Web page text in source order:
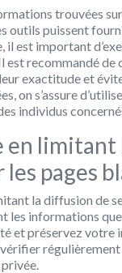
trouvées
outils puissent
est important
est recommandé
exactitude et
s’assure
individus
pages
la diffusion de
les informations
et préservez